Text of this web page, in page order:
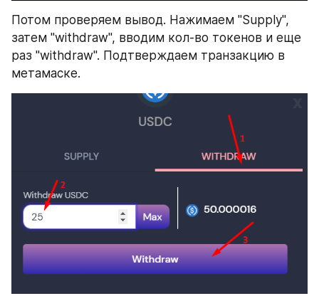
Потом проверяем вывод. Нажимаем "Supply",
затем "withdraw", вводим кол-во токенов и еще
раз "withdraw". Подтверждаем транзакцию в
метамаске.